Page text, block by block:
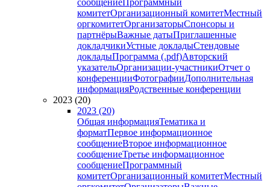
сообщениеПрограммный
комитетОрганизационный комитетМестный
оргкомитетОрганизаторыСпонсоры и
партнёрыВажные датыПриглашенные
докладчикиУстные докладыСтендовые
докладыПрограмма (.pdf)Авторский
указательОрганизации-участникиОтчет о
конференцииФотографииДополнительная
информацияРодственные конференции
2023 (20)
2023 (20)
Общая информацияТематика и
форматПервое информационное
сообщениеВторое информационное
сообщениеТретье информационное
сообщениеПрограммный
комитетОрганизационный комитетМестный